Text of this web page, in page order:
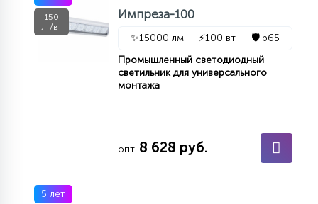
С УПРАВЛЕНИЕМ
АКСЕССУАРЫ
150
лт/вт
Импреза-100
✨15000 лм ⚡100 вт 🛡️ip65
Промышленный светодиодный
светильник для универсального
монтажа
опт. 8 628 руб.
5 лет